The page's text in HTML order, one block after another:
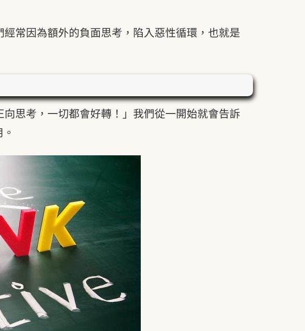
常因為額外的負面思考，陷入惡性循環，也就是
思考，一切都會好轉！」我們從一開始就會告訴